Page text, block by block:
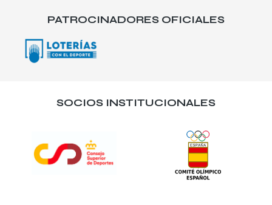
PATROCINADORES OFICIALES
SOCIOS INSTITUCIONALES